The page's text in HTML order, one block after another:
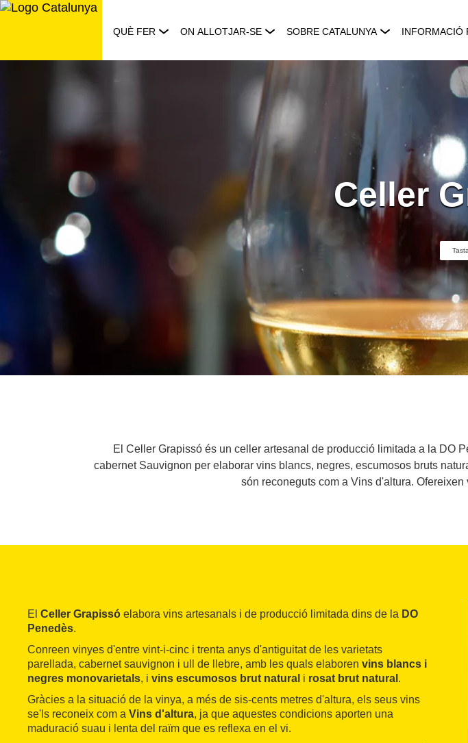
Saltar
QUÈ FER ON ALLOTJAR-SE SOBRE CATALUNYA INFORMACIÓ
Celler
Tasta
El Celler Grapissó és un celler artesanal de producció limitada a la DO
cabernet Sauvignon per elaborar vins blancs, negres, escumosos bruts
són reconeguts com a Vins d'altura.
El Celler Grapissó elabora vins artesanals i de producció limitada dins de la DO
Penedès.
Conreen vinyes d'entre vint-i-cinc i trenta anys d'antiguitat de les varietats
parellada, cabernet sauvignon i ull de llebre, amb les quals elaboren vins blancs i
negres monovarietals, i vins escumosos brut natural i rosat brut natural .
Gràcies a la situació de la vinya, a més de sis-cents metres d'altura, els seus vins
se'ls reconeix com a Vins d'altura, ja que aquestes condicions aporten una
maduració suau i lenta del raïm que es reflexa en el vi.